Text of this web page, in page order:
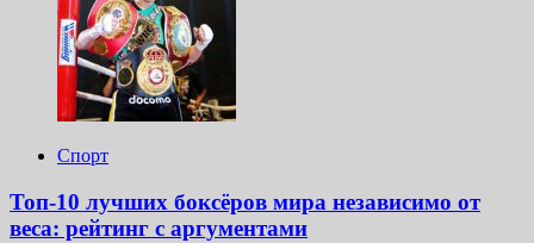
Спорт
Топ-10 лучших боксёров мира независимо от
веса: рейтинг с аргументами